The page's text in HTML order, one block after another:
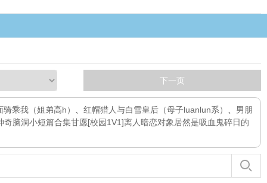
下一页
骑乘我（姐弟高h） 红帽猎人与白雪皇后（母子luanlun系）
男朋
奇脑洞小短篇合集甘愿[校园1V1]离人暗恋对象居然是吸血鬼碎日的